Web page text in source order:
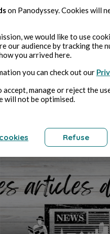
UNTERNEHMERTUM
Nant’Horizon,
nantais qui mise
l’humain
on Panodyssey. Cookies will
we would like to use
our audience by tracking the
you arrived here.
you can check out our
accept, manage or reject the
will not be optimised.
Refuse